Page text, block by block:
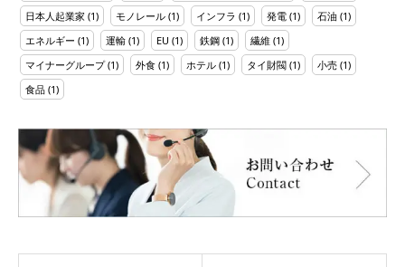
日本人起業家 (1) モノレール (1) インフラ (1) 発電 (1) 石油 (1)
エネルギー (1) 運輸 (1) EU (1) 鉄鋼 (1) 繊維 (1)
マイナーグループ(1) 外食 (1) ホテル (1) タイ財閥 (1) 小売 (1)
食品 (1)